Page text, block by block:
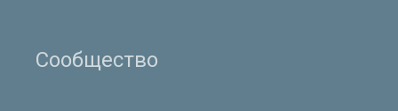
Сообщество